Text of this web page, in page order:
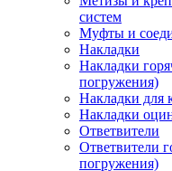
систем
Муфты и
Накладки
Накладки
погружения)
Накладки для
Накладки
Ответвители
Ответвители
погружения)